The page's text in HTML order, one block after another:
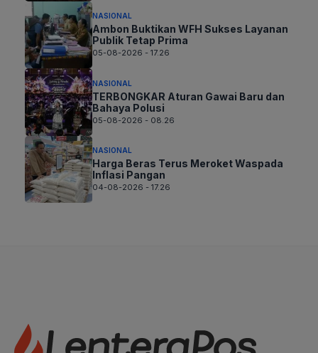
NASIONAL
Ambon Buktikan WFH Sukses Layanan
Publik Tetap Prima
05-08-2026 - 17.26
NASIONAL
TERBONGKAR Aturan Gawai Baru dan
Bahaya Polusi
05-08-2026 - 08.26
NASIONAL
Harga Beras Terus Meroket Waspada
Inflasi Pangan
04-08-2026 - 17.26